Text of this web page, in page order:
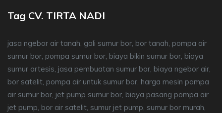
Tag CV. TIRTA NADI
jasa ngebor air tanah, gali sumur bor, bor tanah, pompa air
sumur bor, pompa sumur bor, biaya bikin sumur bor, biaya
sumur artesis, jasa pembuatan sumur bor, biaya ngebor air,
bor satelit, pompa air untuk sumur bor, harga mesin pompa
air sumur bor, jet pump sumur bor, biaya pasang pompa air
jet pump, bor air satelit, sumur jet pump, sumur bor murah,